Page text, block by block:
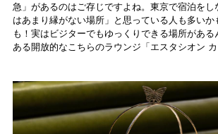
急」があるのはご存じですよね。東京で宿泊をし
はあまり縁がない場所」と思っている人も多いか
も！実はビジターでもゆっくりできる場所がある
ある開放的なこちらのラウンジ「エスタシオン カ